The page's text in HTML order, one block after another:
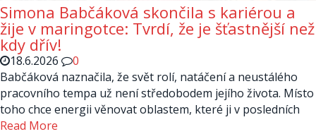
Simona Babčáková skončila s kariérou a
žije v maringotce: Tvrdí, že je šťastnější než
kdy dřív!
18.6.2026
0
Babčáková naznačila, že svět rolí, natáčení a neustálého
pracovního tempa už není středobodem jejího života. Místo
toho chce energii věnovat oblastem, které ji v posledních
Read More